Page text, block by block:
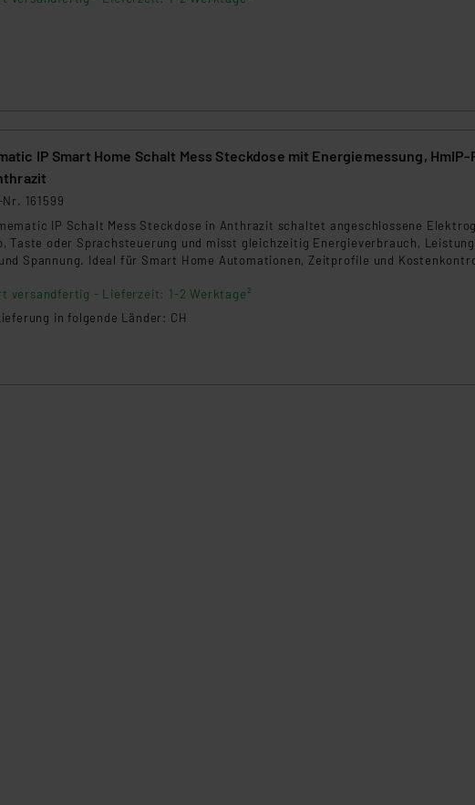
IP Smart Home Schalt Mess Steckdose mit Energiemessung, HmIP-
161599
IP Schalt Mess Steckdose in Anthrazit schaltet angeschlossene
Taste oder Sprachsteuerung und misst gleichzeitig Energieverbrauch,
Spannung. Ideal für Smart Home Automationen, Zeitprofile und
versandfertig - Lieferzeit: 1-2 Werktage²
in folgende Länder: CH